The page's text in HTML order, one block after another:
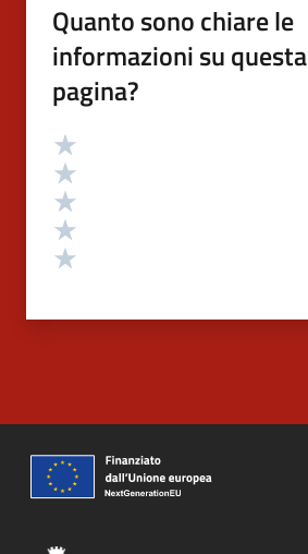
Quanto sono chiare le
informazioni su questa
pagina?
Valutazione